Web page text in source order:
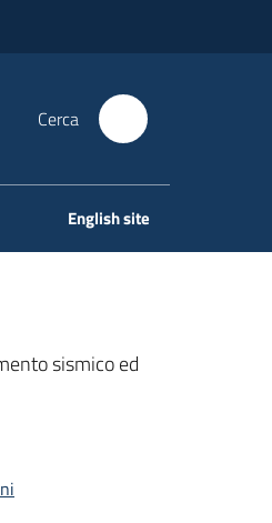
Cerca
English site
sismico ed